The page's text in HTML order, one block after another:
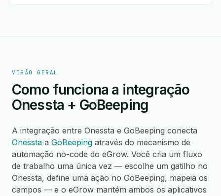
VISÃO GERAL
Como funciona a integração
Onessta + GoBeeping
A integração entre Onessta e GoBeeping conecta
Onessta a GoBeeping através do mecanismo de
automação no-code do eGrow. Você cria um fluxo
de trabalho uma única vez — escolhe um gatilho no
Onessta, define uma ação no GoBeeping, mapeia os
campos — e o eGrow mantém ambos os aplicativos